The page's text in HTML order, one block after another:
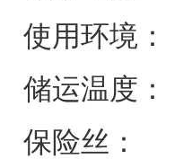
使用环境：
储运温度：
保险丝：